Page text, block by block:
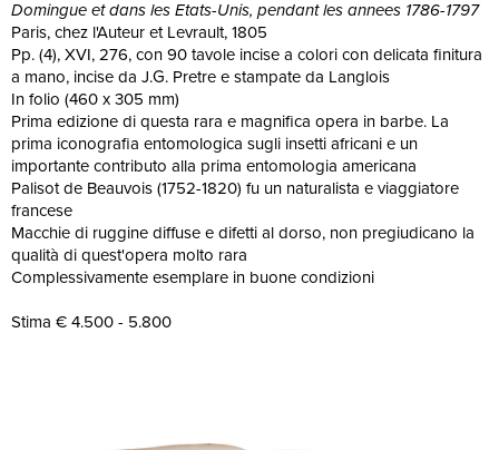
Domingue et dans les Etats-Unis, pendant les annees 1786-1797
Paris, chez l'Auteur et Levrault, 1805
Pp. (4), XVI, 276, con 90 tavole incise a colori con delicata finitura
a mano, incise da J.G. Pretre e stampate da Langlois
In folio (460 x 305 mm)
Prima edizione di questa rara e magnifica opera in barbe. La
prima iconografia entomologica sugli insetti africani e un
importante contributo alla prima entomologia americana
Palisot de Beauvois (1752-1820) fu un naturalista e viaggiatore
francese
Macchie di ruggine diffuse e difetti al dorso, non pregiudicano la
qualità di quest'opera molto rara
Complessivamente esemplare in buone condizioni
Stima € 4.500 - 5.800